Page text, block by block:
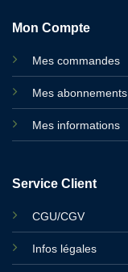
Mon Compte
Mes commandes
Mes abonnements
Mes informations
Service Client
CGU/CGV
Infos légales